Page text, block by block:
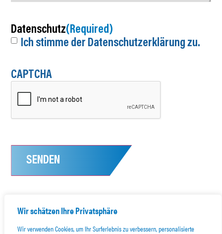
Wir schätzen Ihre Privatsphäre
Wir verwenden Cookies, um Ihr Surferlebnis zu verbessern, personalisierte
Datenschutz(Required)
Ich stimme der Datenschutzerklärung zu.
CAPTCHA
SENDEN